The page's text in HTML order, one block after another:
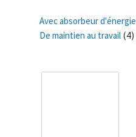
Avec absorbeur d'énergie
De maintien au travail (4)